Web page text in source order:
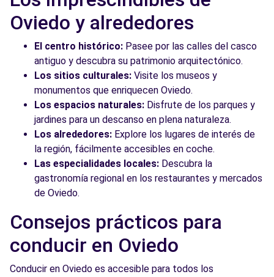
Oviedo y alrededores
El centro histórico: Pasee por las calles del casco
antiguo y descubra su patrimonio arquitectónico.
Los sitios culturales: Visite los museos y
monumentos que enriquecen Oviedo.
Los espacios naturales: Disfrute de los parques y
jardines para un descanso en plena naturaleza.
Los alrededores: Explore los lugares de interés de
la región, fácilmente accesibles en coche.
Las especialidades locales: Descubra la
gastronomía regional en los restaurantes y mercados
de Oviedo.
Consejos prácticos para
conducir en Oviedo
Conducir en Oviedo es accesible para todos los